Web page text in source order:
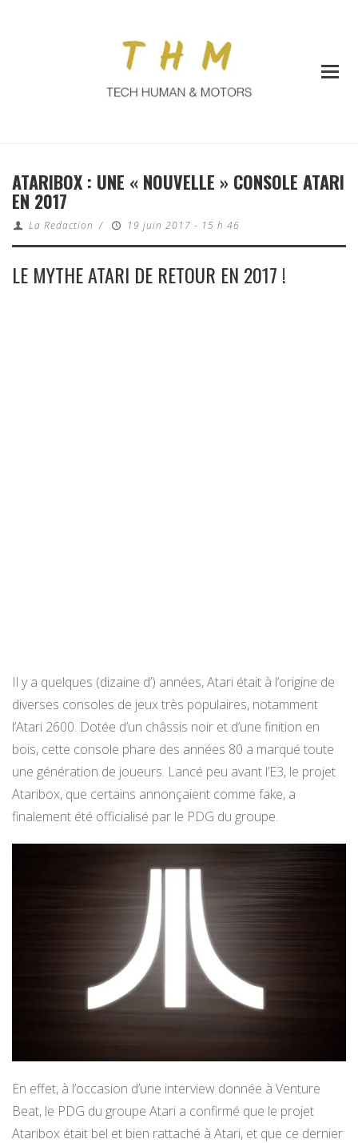
ATARIBOX : UNE « NOUVELLE » CONSOLE ATARI
EN 2017
La Redaction / 19 juin 2017 - 15 h 46
LE MYTHE ATARI DE RETOUR EN 2017 !
Il y a quelques (dizaine d’) années, Atari était à l’origine de
diverses consoles de jeux très populaires, notamment
l’Atari 2600. Dotée d’un châssis noir et d’une finition en
bois, cette console phare des années 80 a marqué toute
une génération de joueurs. Lancé peu avant l’E3, le projet
Ataribox, que certains annonçaient comme fake, a
finalement été officialisé par le PDG du groupe.
En effet, à l’occasion d’une interview donnée à Venture
Beat, le PDG du groupe Atari a confirmé que le projet
Ataribox était bel et bien rattaché à Atari, et que ce dernier